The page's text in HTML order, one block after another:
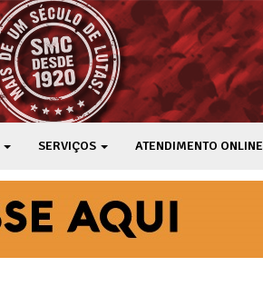
SERVIÇOS ATENDIMENTO ONLINE